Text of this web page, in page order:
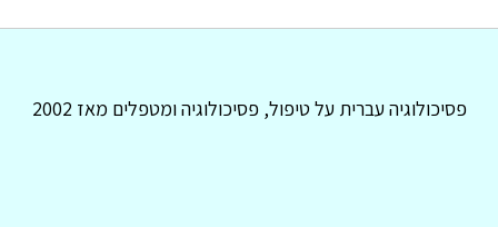
פסיכולוגיה עברית על טיפול, פסיכולוגיה ומטפלים מאז 2002